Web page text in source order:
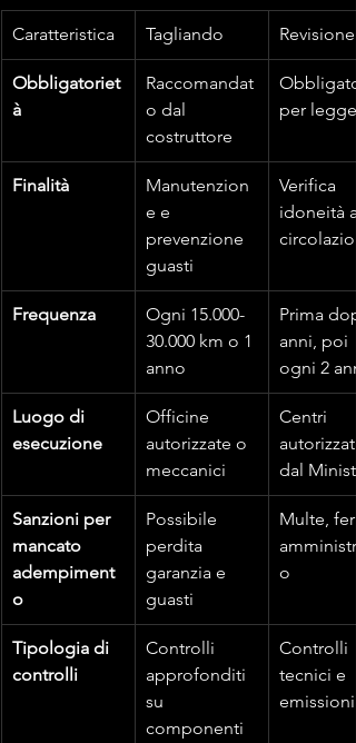
Caratteristica Tagliando Revisione
Obbligatoriet
à
Raccomandat
o dal
costruttore
per legge
Finalità
Manutenzion
e e
prevenzione
guasti
Verifica
idoneità
Frequenza
Ogni 15.000-
30.000 km o 1
anno
Prima
anni, poi
ogni 2 anni
Luogo di
esecuzione
Officine
autorizzate o
meccanici
Centri
autorizzati
dal
Sanzioni per
mancato
adempiment
o
Possibile
perdita
garanzia e
guasti
Multe,
o
Tipologia di
controlli
Controlli
approfonditi
su
componenti
Controlli
tecnici e
emissioni